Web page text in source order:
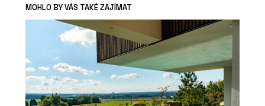
MOHLO BY VÁS TAKÉ ZAJÍMAT